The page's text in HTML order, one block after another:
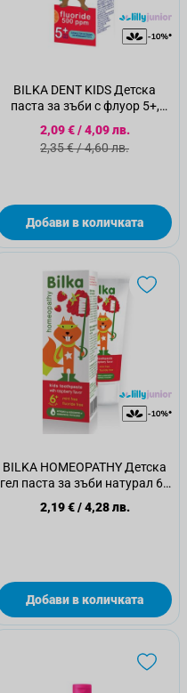
BILKA DENT KIDS Детска
паста за зъби с флуор 5+,
50мл.
Специална цена
2,09 €/4,09 лв.
Стандартна цена
2,35 €/4,60 лв.
Добави в количката
BILKA HOMEOPATHY Детска
гел паста за зъби натурал 6+
50 мл
2,19 €/4,28 лв.
Добави в количката